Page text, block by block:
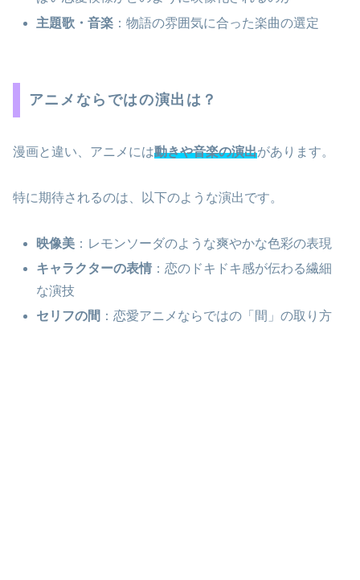
主題歌・音楽 ：物語の雰囲気に合った楽曲の選定
アニメならではの演出は？
漫画と違い、アニメには動きや音楽の演出があります。
特に期待されるのは、以下のような演出です。
映像美 ：レモンソーダのような爽やかな色彩の表現
キャラクターの表情 ：恋のドキドキ感が伝わる繊細
な演技
セリフの間 ：恋愛アニメならではの「間」の取り方